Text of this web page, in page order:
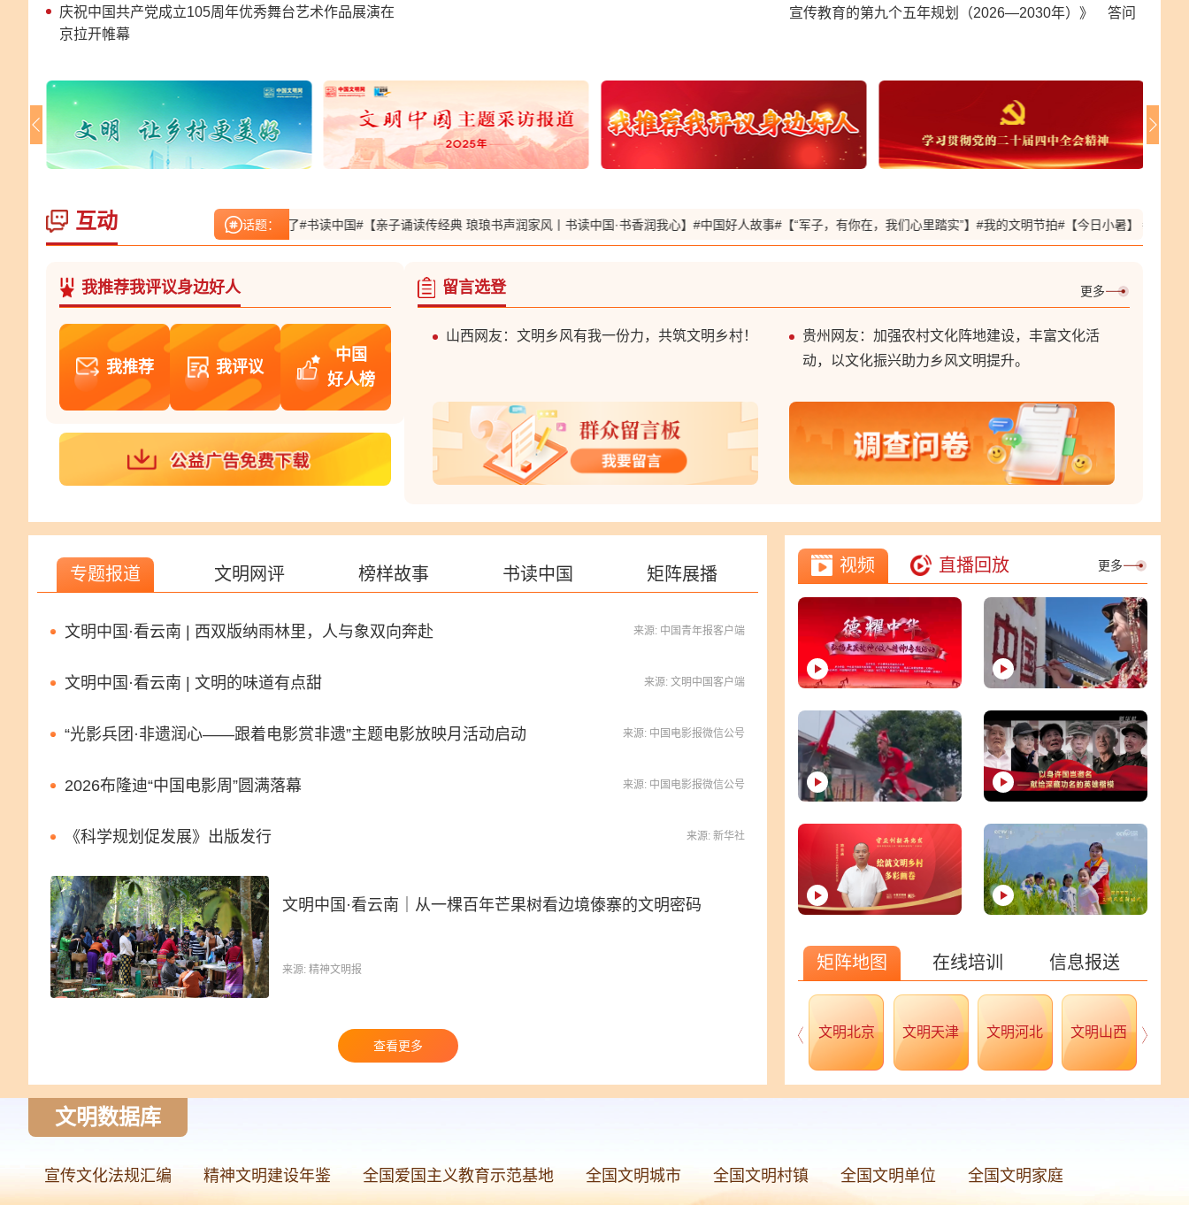
庆祝中国共产党成立105周年优秀舞台艺术作品展演在
京拉开帷幕
宣传教育的第九个五年规划（2026—2030年）》
答问
互动 话题：
# 张金玲：小家里和和气气的，乡风自然就暖了 #书读中国#【亲子诵读传经典 琅琅书声润家风丨书读中国·书香润我心】#中国好人故事#【“军子，有你在，我们心里踏实”】#我的文明节拍#【今日小暑】#2026中国网
我推荐我评议身边好人
我推荐 我评议
中国
好人榜
留言选登 更多
四川网友：恪守体育道德规范，践行公平竞赛理
念，摒弃赛场不文明行为，以文明观赛、文明参
赛、文明健身涵养体育新风。
北京网友：树文明乡风，育淳朴民风，筑和美乡
村，让文明之光照亮乡野每一寸土地。
滴做起，有我一份力！
史，传承精神，为民族复兴接续奋斗。
山西网友：文明乡风有我一份力，共筑文明乡村！
贵州网友：加强农村文化阵地建设，丰富文化活
动，以文化振兴助力乡风文明提升。
天津网友：建议完善志愿服务激励，拓宽参与渠
道，让更多人加入，使志愿精神成为社会新风尚。
山东网友：用普通人的真实故事带动更多家庭，让
孝亲敬老、诚实守信、勤俭向善成为家家户户的自
觉追求。
河南网友：文明乡风不是口号，是每个人的行动！
不乱扔垃圾、不攀比大操大办，从自家做起、从点
云南网友：破除陈规陋习，倡树文明新风，让移风
易俗惠及乡村万家。
专题报道 文明网评 榜样故事 书读中国 矩阵展播
文明中国·看云南 | 西双版纳雨林里，人与象双向奔赴 来源: 中国青年报客户端
文明中国·看云南 | 文明的味道有点甜 来源: 文明中国客户端
“光影兵团·非遗润心——跟着电影赏非遗”主题电影放映月活动启动 来源: 中国电影报微信公号
2026布隆迪“中国电影周”圆满落幕 来源: 中国电影报微信公号
《科学规划促发展》出版发行 来源: 新华社
文明中国·看云南｜从一棵百年芒果树看边境傣寨的文明密码
来源: 精神文明报
查看更多
视频 直播回放 更多
矩阵地图 在线培训 信息报送
文明北京 文明天津 文明河北 文明山西
文明数据库
宣传文化法规汇编 精神文明建设年鉴 全国爱国主义教育示范基地 全国文明城市 全国文明村镇 全国文明单位 全国文明家庭